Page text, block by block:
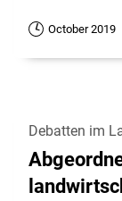
October 2019
Debatten im